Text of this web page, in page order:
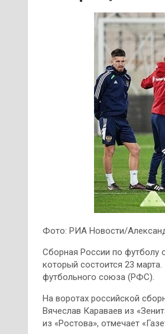
Фото: РИА Новости/
Сборная России по футболу
который состоится 23
футбольного союза (РФС).
На воротах российской
Вячеслав Караваев из
из «Ростова», отмечает